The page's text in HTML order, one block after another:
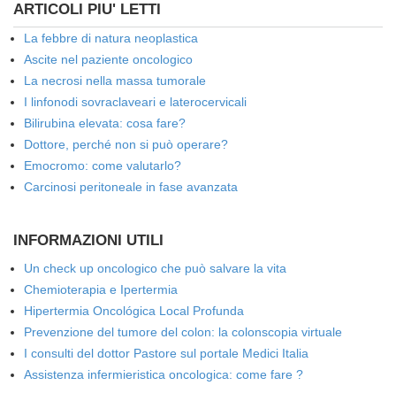
ARTICOLI PIU' LETTI
La febbre di natura neoplastica
Ascite nel paziente oncologico
La necrosi nella massa tumorale
I linfonodi sovraclaveari e laterocervicali
Bilirubina elevata: cosa fare?
Dottore, perché non si può operare?
Emocromo: come valutarlo?
Carcinosi peritoneale in fase avanzata
INFORMAZIONI UTILI
Un check up oncologico che può salvare la vita
Chemioterapia e Ipertermia
Hipertermia Oncológica Local Profunda
Prevenzione del tumore del colon: la colonscopia virtuale
I consulti del dottor Pastore sul portale Medici Italia
Assistenza infermieristica oncologica: come fare ?